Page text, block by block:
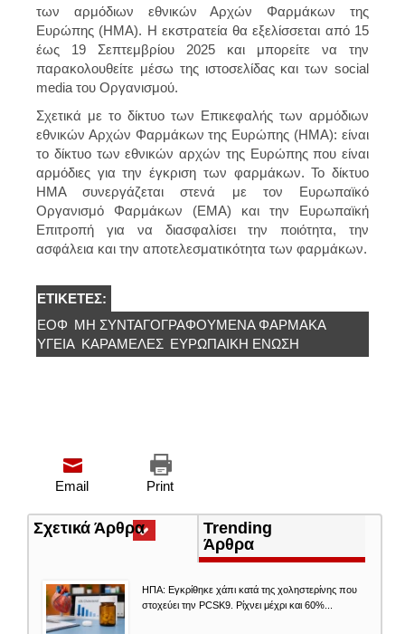
των αρμόδιων εθνικών Αρχών Φαρμάκων της
Ευρώπης (HMA). Η εκστρατεία θα εξελίσσεται από 15
έως 19 Σεπτεμβρίου 2025 και μπορείτε να την
παρακολουθείτε μέσω της ιστοσελίδας και των social
media του Οργανισμού.
Σχετικά με το δίκτυο των Επικεφαλής των αρμόδιων
εθνικών Αρχών Φαρμάκων της Ευρώπης (HMA): είναι
το δίκτυο των εθνικών αρχών της Ευρώπης που είναι
αρμόδιες για την έγκριση των φαρμάκων. Το δίκτυο
HMA συνεργάζεται στενά με τον Ευρωπαϊκό
Οργανισμό Φαρμάκων (EMA) και την Ευρωπαϊκή
Επιτροπή για να διασφαλίσει την ποιότητα, την
ασφάλεια και την αποτελεσματικότητα των φαρμάκων.
ΕΤΙΚΈΤΕΣ:
ΕΟΦ ΜΗ ΣΥΝΤΑΓΟΓΡΑΦΟΎΜΕΝΑ ΦΆΡΜΑΚΑ
ΥΓΕΊΑ ΚΑΡΑΜΕΛΕΣ ΕΥΡΩΠΑΙΚΉ ΈΝΩΣΗ
Print
Email
Σχετικά Άρθρα(ενεργή
καρτέλα)
Trending
Άρθρα
ΗΠΑ: Εγκρίθηκε χάπι κατά της χοληστερίνης που
στοχεύει την PCSK9. Ρίχνει μέχρι και 60%...